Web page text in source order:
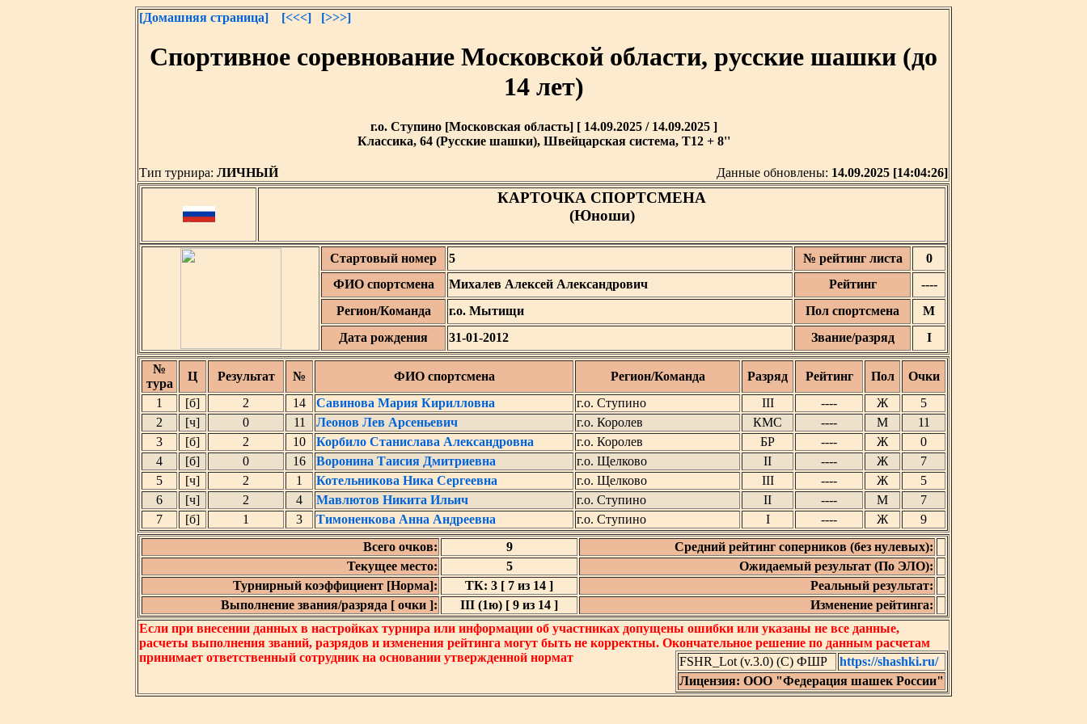
[Домашняя страница] [<<<] [>>>]
Спортивное соревнование Московской области, русские шашки (до
14 лет)
г.о. Ступино [Московская область] [ 14.09.2025 / 14.09.2025 ]
Классика, 64 (Русские шашки), Швейцарская система, T12 + 8''
Тип турнира: ЛИЧНЫЙ Данные обновлены: 14.09.2025 [14:04:26]
КАРТОЧКА СПОРТСМЕНА
(Юноши)
Стартовый номер 5 № рейтинг листа
0
ФИО спортсмена
Михалев Алексей Александрович Рейтинг
----
Регион/Команда
г.о. Мытищи Пол спортсмена
М
Дата рождения
31-01-2012 Звание/разряд I
№
тура
Ц Результат № ФИО спортсмена Регион/Команда Разряд Рейтинг Пол
Очки
1
[б] 2 14 Савинова Мария Кирилловна г.о. Ступино III ---- Ж
5
2
[ч] 0 11 Леонов Лев Арсеньевич г.о. Королев КМС ---- М
11
3
[б] 2 10 Корбило Станислава Александровна г.о. Королев БР ---- Ж
0
4
[б] 0 16 Воронина Таисия Дмитриевна г.о. Щелково II ---- Ж
7
5
[ч] 2 1 Котельникова Ника Сергеевна г.о. Щелково III ---- Ж
5
6
[ч] 2 4 Мавлютов Никита Ильич г.о. Ступино II ---- М
7
7
[б] 1 3 Тимоненкова Анна Андреевна г.о. Ступино I ---- Ж
9
Всего очков:
9
Средний рейтинг соперников (без нулевых):
Текущее место:
5
Ожидаемый результат (По ЭЛО):
Турнирный коэффициент [Норма]:
ТК: 3 [ 7 из 14 ]
Реальный результат:
Выполнение звания/разряда [ очки ]:
III (1ю) [ 9 из 14 ]
Изменение рейтинга:
Если при внесении данных в настройках турнира или информации об участниках допущены ошибки или указаны не все данные,
расчеты выполнения званий, разрядов и изменения рейтинга могут быть не корректны. Окончательное решение по данным расчетам
принимает ответственный сотрудник на основании утвержденной нормат
FSHR_Lot (v.3.0) (C) ФШР
https://shashki.ru/
Лицензия: ООО "Федерация шашек России"